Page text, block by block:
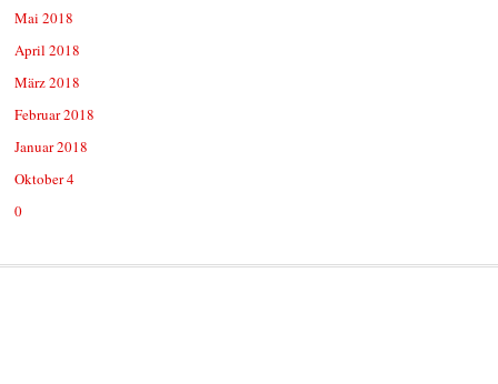
Mai 2018
April 2018
März 2018
Februar 2018
Januar 2018
Oktober 4
0